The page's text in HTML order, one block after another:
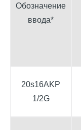
Обозначение
ввода*
20s16AKР
1/2G